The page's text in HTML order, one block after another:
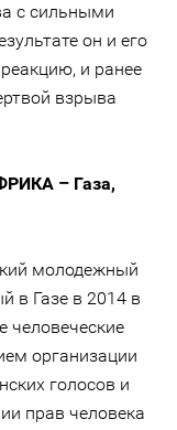
с сильными
он и его
и ранее
взрыва
– Газа,
молодежный
в Газе в 2014 в
человеческие
организации
голосов и
прав человека